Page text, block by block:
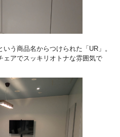
う商品名からつけられた「UR」。
ェアでスッキリオトナな雰囲気で